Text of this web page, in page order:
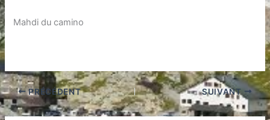
Mahdi du camino
PRÉCÉDENT SUIVANT